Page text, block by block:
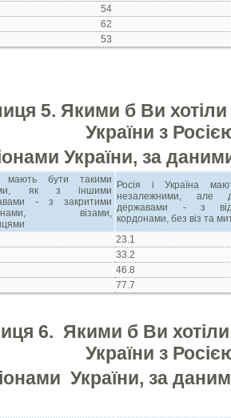
54
62
53
5. Якими б Ви
України з
України, за
мають бути такими
як з іншими
- з закритими
візами,
Росія і Україна
незалежними, але
державами - з
кордонами, без віз та
23.1
33.2
46.8
77.7
6. Якими б Ви
України з
України, за